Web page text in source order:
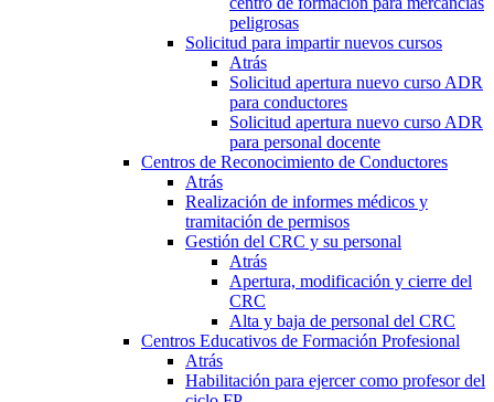
peligrosas
Solicitud para impartir nuevos cursos
Atrás
Solicitud apertura nuevo curso ADR
para conductores
Solicitud apertura nuevo curso ADR
para personal docente
Centros de Reconocimiento de Conductores
Atrás
Realización de informes médicos y
tramitación de permisos
Gestión del CRC y su personal
Atrás
Apertura, modificación y cierre del
CRC
Alta y baja de personal del CRC
Centros Educativos de Formación Profesional
Atrás
Habilitación para ejercer como profesor del